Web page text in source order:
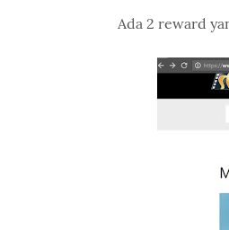
Ada 2 reward